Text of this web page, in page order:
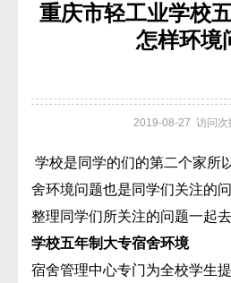
重庆市轻工业学校
怎样环境
2019-08-27 访问次
学校是同学的们的第二个家所
舍环境问题也是同学们关注的
整理同学们所关注的问题一起
学校五年制大专宿舍环境
宿舍管理中心专门为全校学生